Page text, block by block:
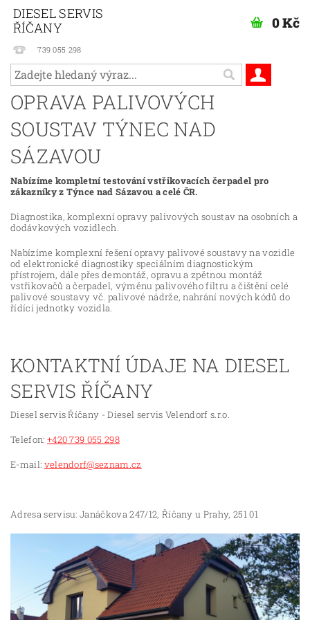
DIESEL SERVIS
ŘÍČANY
739 055 298
0 Kč
OPRAVA PALIVOVÝCH
SOUSTAV TÝNEC NAD
SÁZAVOU
Nabízíme kompletní testování vstřikovacích čerpadel pro
zákazníky z Týnce nad Sázavou a celé ČR.
Diagnostika, komplexní opravy palivových soustav na osobních a
dodávkových vozidlech.
Nabízíme komplexní řešení opravy palivové soustavy na vozidle
od elektronické diagnostiky speciálním diagnostickým
přístrojem, dále přes demontáž, opravu a zpětnou montáž
vstřikovačů a čerpadel, výměnu palivového filtru a čištění celé
palivové soustavy vč. palivové nádrže, nahrání nových kódů do
řídící jednotky vozidla.
KONTAKTNÍ ÚDAJE NA DIESEL
SERVIS ŘÍČANY
Diesel servis Říčany - Diesel servis Velendorf s.r.o.
Telefon: +420 739 055 298
E-mail: velendorf@seznam.cz
Adresa servisu: Janáčkova 247/12, Říčany u Prahy, 251 01